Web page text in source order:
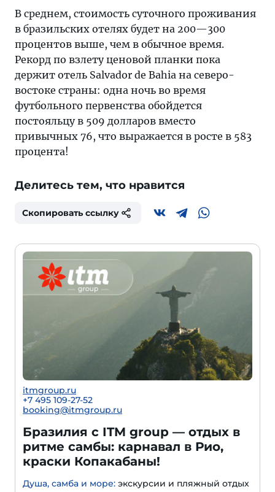
В среднем, стоимость суточного проживания
в бразильских отелях будет на 200—300
процентов выше, чем в обычное время.
Рекорд по взлету ценовой планки пока
держит отель Salvador de Bahia на северо-
востоке страны: одна ночь во время
футбольного первенства обойдется
постояльцу в 509 долларов вместо
привычных 76, что выражается в росте в 583
процента!
Делитесь тем, что нравится
Скопировать ссылку
itmgroup.ru
+7 495 109-27-52
booking@itmgroup.ru
Бразилия с ITM group — отдых в
ритме самбы: карнавал в Рио,
краски Копакабаны!
Душа, самба и море: экскурсии и пляжный отдых